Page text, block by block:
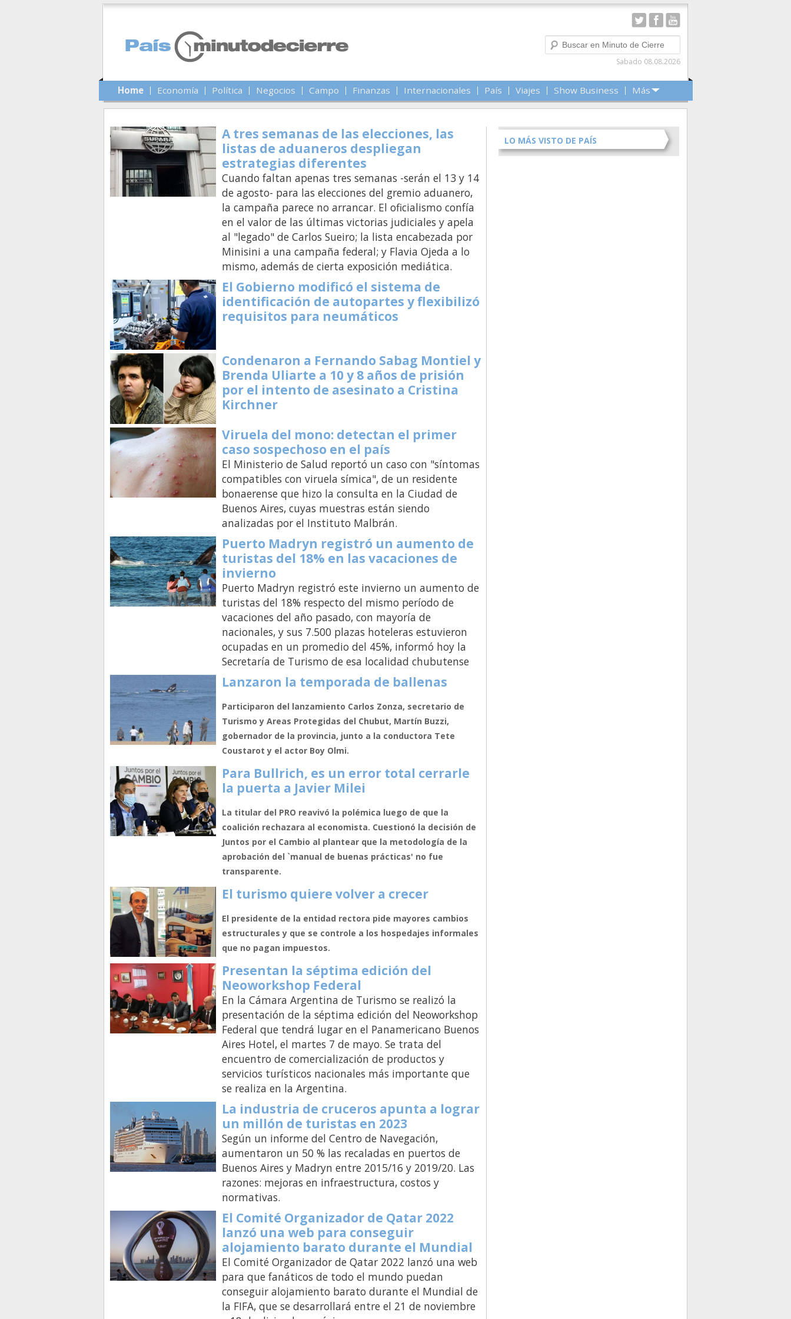
Sabado 08.08.2026
Buscar
Main menu
Skip to primary content
Skip to secondary content
Home Economía Política Negocios Campo Finanzas Internacionales País Viajes Show Business Más
A tres semanas de las elecciones, las
listas de aduaneros despliegan
estrategias diferentes
Cuando faltan apenas tres semanas -serán el 13 y 14
de agosto- para las elecciones del gremio aduanero,
la campaña parece no arrancar. El oficialismo confía
en el valor de las últimas victorias judiciales y apela
al "legado" de Carlos Sueiro; la lista encabezada por
Minisini a una campaña federal; y Flavia Ojeda a lo
mismo, además de cierta exposición mediática.
El Gobierno modificó el sistema de
identificación de autopartes y flexibilizó
requisitos para neumáticos
Condenaron a Fernando Sabag Montiel y
Brenda Uliarte a 10 y 8 años de prisión
por el intento de asesinato a Cristina
Kirchner
Viruela del mono: detectan el primer
caso sospechoso en el país
El Ministerio de Salud reportó un caso con "síntomas
compatibles con viruela símica", de un residente
bonaerense que hizo la consulta en la Ciudad de
Buenos Aires, cuyas muestras están siendo
analizadas por el Instituto Malbrán.
Puerto Madryn registró un aumento de
turistas del 18% en las vacaciones de
invierno
Puerto Madryn registró este invierno un aumento de
turistas del 18% respecto del mismo período de
vacaciones del año pasado, con mayoría de
nacionales, y sus 7.500 plazas hoteleras estuvieron
ocupadas en un promedio del 45%, informó hoy la
Secretaría de Turismo de esa localidad chubutense
Lanzaron la temporada de ballenas
Participaron del lanzamiento Carlos Zonza, secretario de
Turismo y Areas Protegidas del Chubut, Martín Buzzi,
gobernador de la provincia, junto a la conductora Tete
Coustarot y el actor Boy Olmi.
Para Bullrich, es un error total cerrarle
la puerta a Javier Milei
La titular del PRO reavivó la polémica luego de que la
coalición rechazara al economista. Cuestionó la decisión de
Juntos por el Cambio al plantear que la metodología de la
aprobación del `manual de buenas prácticas' no fue
transparente.
El turismo quiere volver a crecer
El presidente de la entidad rectora pide mayores cambios
estructurales y que se controle a los hospedajes informales
que no pagan impuestos.
Presentan la séptima edición del
Neoworkshop Federal
En la Cámara Argentina de Turismo se realizó la
presentación de la séptima edición del Neoworkshop
Federal que tendrá lugar en el Panamericano Buenos
Aires Hotel, el martes 7 de mayo. Se trata del
encuentro de comercialización de productos y
servicios turísticos nacionales más importante que
se realiza en la Argentina.
La industria de cruceros apunta a lograr
un millón de turistas en 2023
Según un informe del Centro de Navegación,
aumentaron un 50 % las recaladas en puertos de
Buenos Aires y Madryn entre 2015/16 y 2019/20. Las
razones: mejoras en infraestructura, costos y
normativas.
El Comité Organizador de Qatar 2022
lanzó una web para conseguir
alojamiento barato durante el Mundial
El Comité Organizador de Qatar 2022 lanzó una web
para que fanáticos de todo el mundo puedan
conseguir alojamiento barato durante el Mundial de
la FIFA, que se desarrollará entre el 21 de noviembre
LO MÁS VISTO DE PAÍS